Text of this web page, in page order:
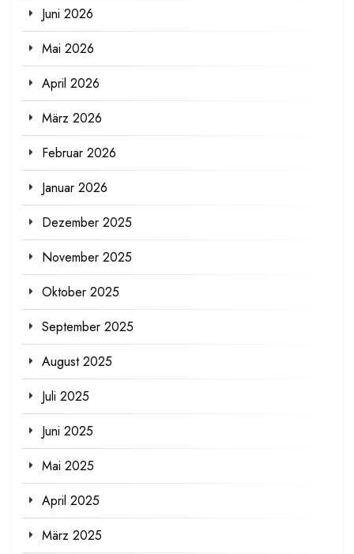
Juni 2026
Mai 2026
April 2026
März 2026
Februar 2026
Januar 2026
Dezember 2025
November 2025
Oktober 2025
September 2025
August 2025
Juli 2025
Juni 2025
Mai 2025
April 2025
März 2025